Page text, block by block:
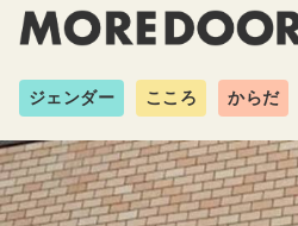
ジェンダー こころ からだ